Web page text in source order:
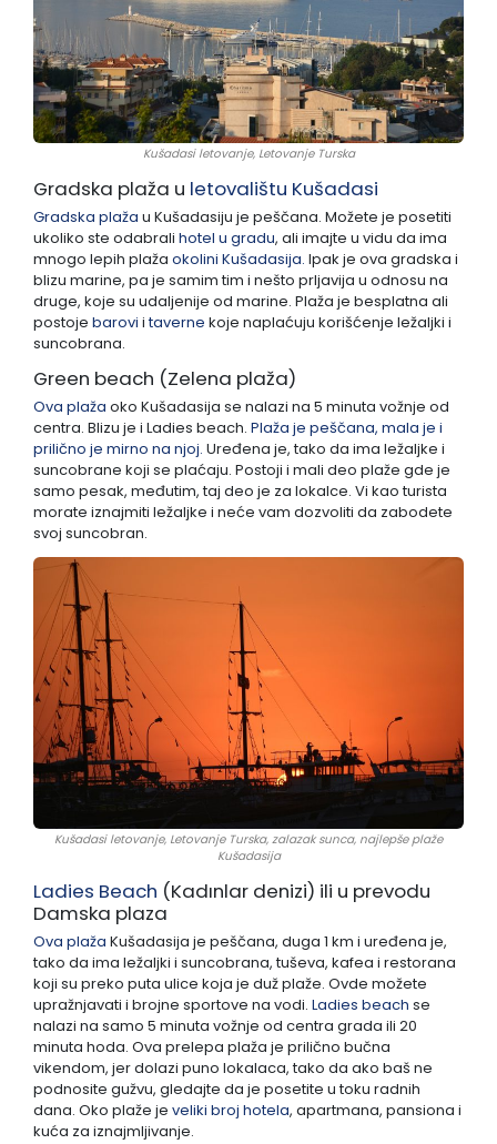
Kušadasi letovanje, Letovanje Turska
Gradska plaža u letovalištu Kušadasi
Gradska plaža u Kušadasiju je peščana. Možete je posetiti
ukoliko ste odabrali hotel u gradu, ali imajte u vidu da ima
mnogo lepih plaža okolini Kušadasija. Ipak je ova gradska i
blizu marine, pa je samim tim i nešto prljavija u odnosu na
druge, koje su udaljenije od marine. Plaža je besplatna ali
postoje barovi itaverne koje naplaćuju korišćenje ležaljki i
suncobrana.
Green beach (Zelena plaža)
Ova plaža oko Kušadasija se nalazi na 5 minuta vožnje od
centra. Blizu je i Ladies beach. Plaža je peščana, mala je i
prilično je mirno na njoj. Uređena je, tako da ima ležaljke i
suncobrane koji se plaćaju. Postoji i mali deo plaže gde je
samo pesak, međutim, taj deo je za lokalce. Vi kao turista
morate iznajmiti ležaljke i neće vam dozvoliti da zabodete
svoj suncobran.
Kušadasi letovanje, Letovanje Turska, zalazak sunca, najlepše plaže
Kušadasija
Ladies Beach (Kadınlar denizi) ili u prevodu
Damska plaza
Ova plaža Kušadasija je peščana, duga 1 km i uređena je,
tako da ima ležaljki i suncobrana, tuševa, kafea i restorana
koji su preko puta ulice koja je duž plaže. Ovde možete
upražnjavati i brojne sportove na vodi. Ladies beach se
nalazi na samo 5 minuta vožnje od centra grada ili 20
minuta hoda. Ova prelepa plaža je prilično bučna
vikendom, jer dolazi puno lokalaca, tako da ako baš ne
podnosite gužvu, gledajte da je posetite u toku radnih
dana. Oko plaže je veliki broj hotela, apartmana, pansiona i
kuća za iznajmljivanje.